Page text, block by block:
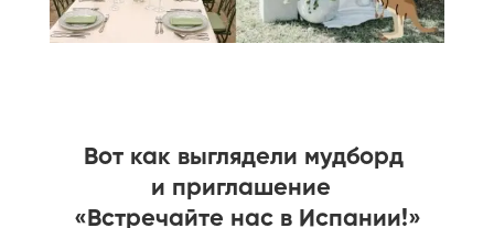
Вот как выглядели мудборд
и приглашение
«Встречайте нас в Испании!»